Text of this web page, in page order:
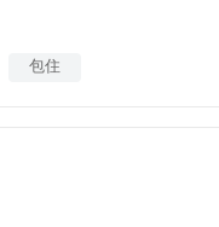
包住